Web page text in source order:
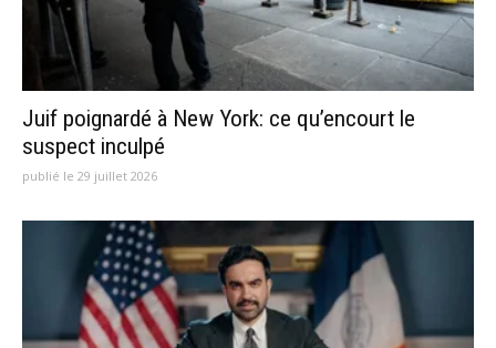
Juif poignardé à New York: ce qu’encourt le
suspect inculpé
publié le 29 juillet 2026